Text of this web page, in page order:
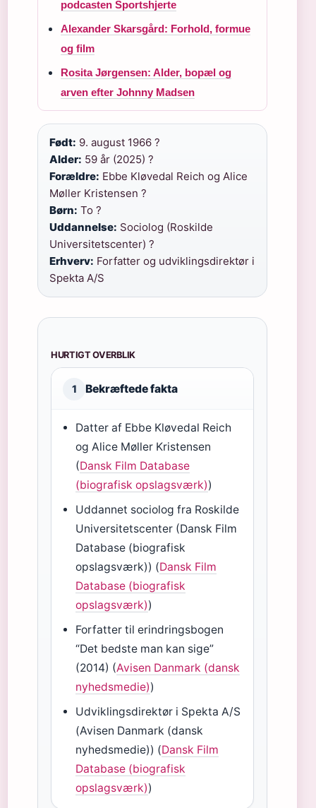
podcasten Sportshjerte
Alexander Skarsgård: Forhold, formue
og film
Rosita Jørgensen: Alder, bopæl og
arven efter Johnny Madsen
Født: 9. august 1966 ?
Alder: 59 år (2025) ?
Forældre: Ebbe Kløvedal Reich og Alice
Møller Kristensen ?
Børn: To ?
Uddannelse: Sociolog (Roskilde
Universitetscenter) ?
Erhverv: Forfatter og udviklingsdirektør i
Spekta A/S
HURTIGT OVERBLIK
1 Bekræftede fakta
Datter af Ebbe Kløvedal Reich
og Alice Møller Kristensen
(Dansk Film Database
(biografisk opslagsværk))
Uddannet sociolog fra Roskilde
Universitetscenter (Dansk Film
Database (biografisk
opslagsværk)) (Dansk Film
Database (biografisk
opslagsværk))
Forfatter til erindringsbogen
“Det bedste man kan sige”
(2014) (Avisen Danmark (dansk
nyhedsmedie))
Udviklingsdirektør i Spekta A/S
(Avisen Danmark (dansk
nyhedsmedie)) (Dansk Film
Database (biografisk
opslagsværk))